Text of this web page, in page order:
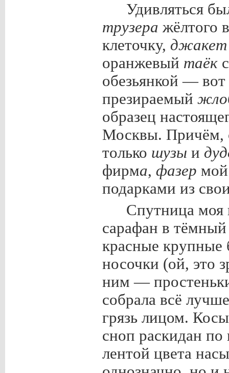
Удивляться
трузера жёлтого
клеточку, джакет
оранжевый таёк
обезьянкой —
презираемый
образец
Москвы. Причём,
только шузы и
фирма, фазер
подарками из
Спутница моя
сарафан в
красные
носочки (ой, это
ним —
собрала всё
грязь лицом.
сноп раскидан
лентой цвета